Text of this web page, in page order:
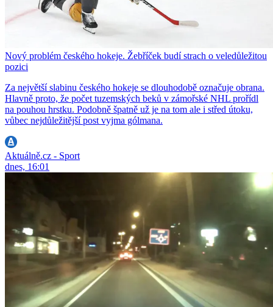
Nový problém českého hokeje. Žebříček budí strach o veledůležitou
pozici
Za největší slabinu českého hokeje se dlouhodobě označuje obrana.
Hlavně proto, že počet tuzemských beků v zámořské NHL prořídl
na pouhou hrstku. Podobně špatně už je na tom ale i střed útoku,
vůbec nejdůležitější post vyjma gólmana.
Aktuálně.cz - Sport
dnes, 16:01